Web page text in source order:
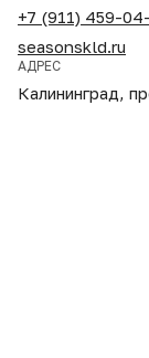
+7 (911) 459-
seasonskld.ru
АДРЕС
Калининград,